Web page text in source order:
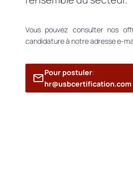
Vous pouvez consulter nos
candidature à notre adresse e-
Pour postuler:
hr@usbcertification.com